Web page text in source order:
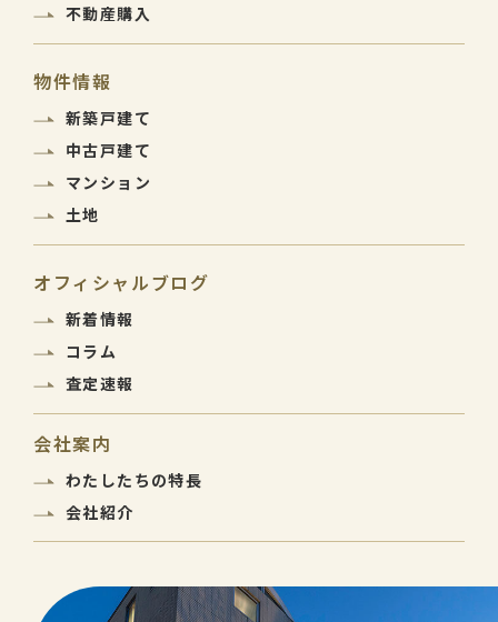
不動産購入
物件情報
新築戸建て
中古戸建て
マンション
土地
オフィシャルブログ
新着情報
コラム
査定速報
会社案内
わたしたちの特長
会社紹介